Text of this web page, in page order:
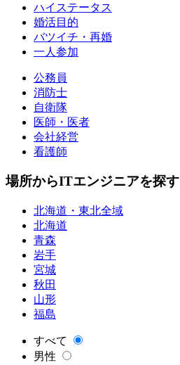
ハイステータス
婚活目的
バツイチ・再婚
一人参加
公務員
消防士
自衛隊
医師・医者
会社経営
看護師
場所からITエンジニアを探す
北海道・東北全域
北海道
青森
岩手
宮城
秋田
山形
福島
すべて
男性